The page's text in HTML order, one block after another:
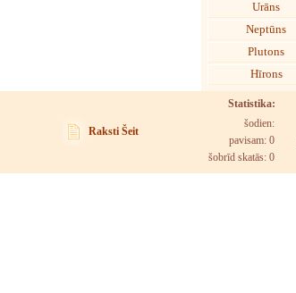
Urāns
Neptūns
Plutons
Hīrons
Raksti Šeit
Statistika:
šodien:
pavisam: 0
šobrīd skatās: 0